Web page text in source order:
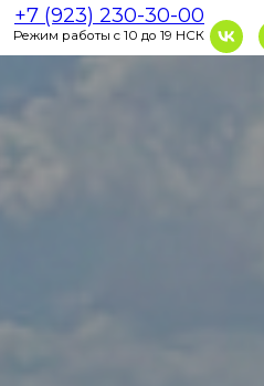
+7 (923) 230-30-00
Режим работы с 10 до 19 НСК